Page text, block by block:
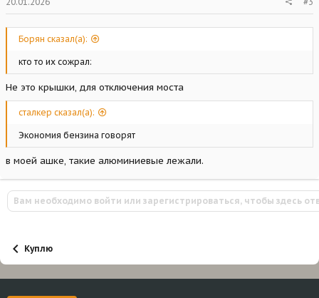
Борян сказал(а):
кто то их сожрал:
Не это крышки, для отключения моста
сталкер сказал(а):
Экономия бензина говорят
в моей ашке, такие алюминиевые лежали.
Вам необходимо войти или зарегистрироваться, чтобы здесь
Куплю